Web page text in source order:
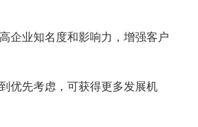
企业知名度和影响力，增强客户
优先考虑，可获得更多发展机